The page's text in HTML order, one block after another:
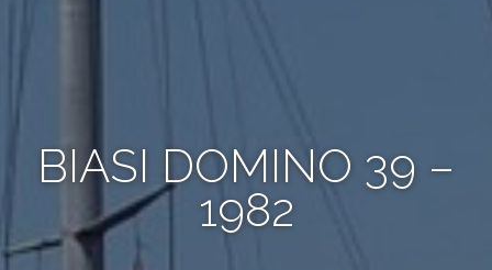
BIASI DOMINO 39 –
1982